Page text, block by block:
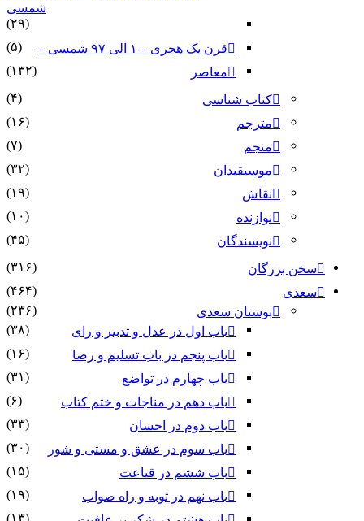
شمسی
(۲۹)
قرن یک هجری – ۱ الی ۹۷ شمسی –
(۵)
معاصر
(۱۳۲)
کتاب شناسی
(۴)
مترجم
(۱۶)
منجم
(۷)
موسیقیدان
(۳۲)
نقاش
(۱۹)
نوازنده
(۱۰)
نویسندگان
(۴۵)
سخن بزرگان
(۳۱۶)
سعدی
(۴۶۴)
بوستان سعدی
(۲۳۶)
باب اول در عدل و تدبیر و رای
(۳۸)
باب پنجم در باب تسلیم و رضا
(۱۶)
باب چهارم در تواضع
(۳۱)
باب دهم در مناجات و ختم کتاب
(۶)
باب دوم در احسان
(۳۳)
باب سوم در عشق و مستی و شور
(۳۰)
باب ششم در قناعت
(۱۵)
باب نهم در توبه و راه صواب
(۱۹)